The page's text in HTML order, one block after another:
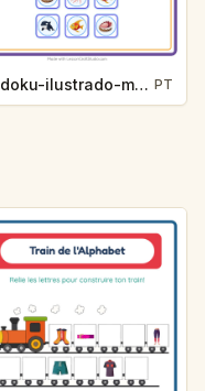
sudoku-ilustrado-medio-46a8 PT